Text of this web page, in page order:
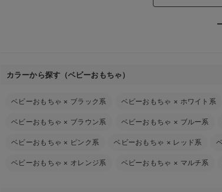
カラーから探す（ベビーおもちゃ）
ベビーおもちゃ × ブラック系 ベビーおもちゃ × ホワイト系
ベビーおもちゃ × ブラウン系 ベビーおもちゃ × ブルー系
ベビーおもちゃ × ピンク系 ベビーおもちゃ × レッド系
ベビーおもちゃ × オレンジ系 ベビーおもちゃ × マルチ系